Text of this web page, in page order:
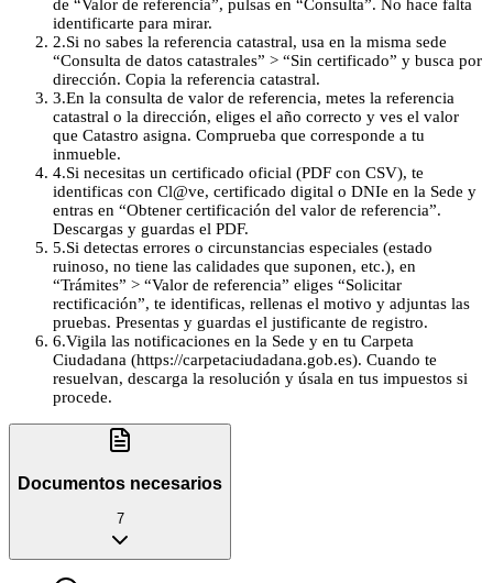
de “Valor de referencia”, pulsas en “Consulta”. No hace falta
identificarte para mirar.
2.Si no sabes la referencia catastral, usa en la misma sede
“Consulta de datos catastrales” > “Sin certificado” y busca por
dirección. Copia la referencia catastral.
3.En la consulta de valor de referencia, metes la referencia
catastral o la dirección, eliges el año correcto y ves el valor
que Catastro asigna. Comprueba que corresponde a tu
inmueble.
4.Si necesitas un certificado oficial (PDF con CSV), te
identificas con Cl@ve, certificado digital o DNIe en la Sede y
entras en “Obtener certificación del valor de referencia”.
Descargas y guardas el PDF.
5.Si detectas errores o circunstancias especiales (estado
ruinoso, no tiene las calidades que suponen, etc.), en
“Trámites” > “Valor de referencia” eliges “Solicitar
rectificación”, te identificas, rellenas el motivo y adjuntas las
pruebas. Presentas y guardas el justificante de registro.
6.Vigila las notificaciones en la Sede y en tu Carpeta
Ciudadana (https://carpetaciudadana.gob.es). Cuando te
resuelvan, descarga la resolución y úsala en tus impuestos si
procede.
Documentos necesarios
7